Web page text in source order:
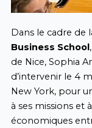
Dans le cadre de
Business School
de Nice, Sophia
d’intervenir le 4
New York, pour
à ses missions et
économiques